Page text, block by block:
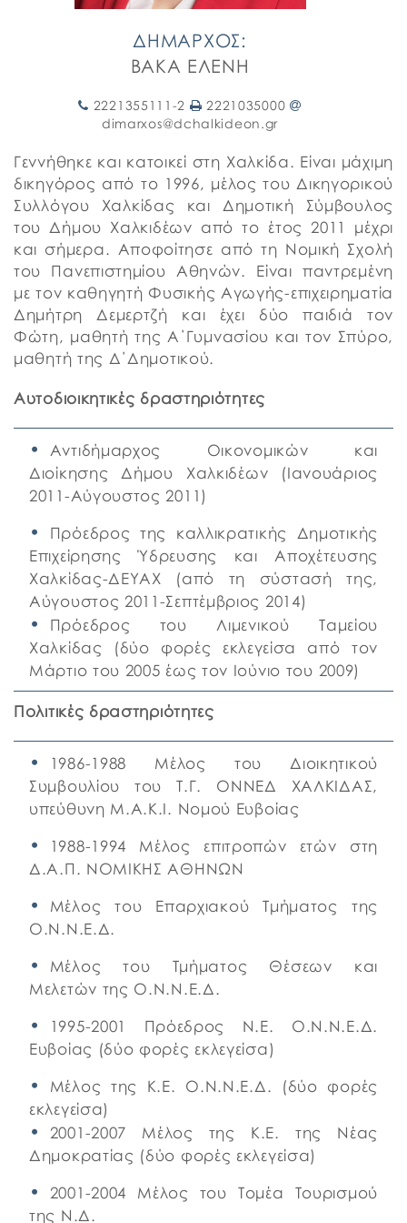
ΔΗΜΑΡΧΟΣ:
ΒΑΚΑ ΕΛΕΝΗ
2221355111-2
2221035000
dimarxos@dchalkideon.gr
Γεννήθηκε και κατοικεί στη Χαλκίδα. Είναι μάχιμη
δικηγόρος από το 1996, μέλος του Δικηγορικού
Συλλόγου Χαλκίδας και Δημοτική Σύμβουλος
του Δήμου Χαλκιδέων από το έτος 2011 μέχρι
και σήμερα. Αποφοίτησε από τη Νομική Σχολή
του Πανεπιστημίου Αθηνών. Είναι παντρεμένη
με τον καθηγητή Φυσικής Αγωγής-επιχειρηματία
Δημήτρη Δεμερτζή και έχει δύο παιδιά τον
Φώτη, μαθητή της Α΄Γυμνασίου και τον Σπύρο,
μαθητή της Δ΄Δημοτικού.
Αυτοδιοικητικές δραστηριότητες
Αντιδήμαρχος Οικονομικών και
Διοίκησης Δήμου Χαλκιδέων (Ιανουάριος
2011-Αύγουστος 2011)
Πρόεδρος της καλλικρατικής Δημοτικής
Επιχείρησης Ύδρευσης και Αποχέτευσης
Χαλκίδας-ΔΕΥΑΧ (από τη σύστασή της,
Αύγουστος 2011-Σεπτέμβριος 2014)
Πρόεδρος του Λιμενικού Ταμείου
Χαλκίδας (δύο φορές εκλεγείσα από τον
Μάρτιο του 2005 έως τον Ιούνιο του 2009)
Πολιτικές δραστηριότητες
1986-1988 Μέλος του Διοικητικού
Συμβουλίου του Τ.Γ. ΟΝΝΕΔ ΧΑΛΚΙΔΑΣ,
υπεύθυνη Μ.Α.Κ.Ι. Νομού Ευβοίας
1988-1994 Μέλος επιτροπών ετών στη
Δ.Α.Π. ΝΟΜΙΚΗΣ ΑΘΗΝΩΝ
Μέλος του Επαρχιακού Τμήματος της
Ο.Ν.Ν.Ε.Δ.
Μέλος του Τμήματος Θέσεων και
Μελετών της Ο.Ν.Ν.Ε.Δ.
1995-2001 Πρόεδρος Ν.Ε. Ο.Ν.Ν.Ε.Δ.
Ευβοίας (δύο φορές εκλεγείσα)
Μέλος της Κ.Ε. Ο.Ν.Ν.Ε.Δ. (δύο φορές
εκλεγείσα)
2001-2007 Μέλος της Κ.Ε. της Νέας
Δημοκρατίας (δύο φορές εκλεγείσα)
2001-2004 Μέλος του Τομέα Τουρισμού
της Ν.Δ.